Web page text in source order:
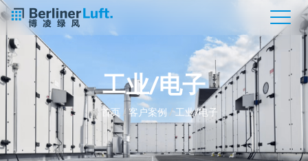
工业/电子
首页 /客户案例 /工业/电子